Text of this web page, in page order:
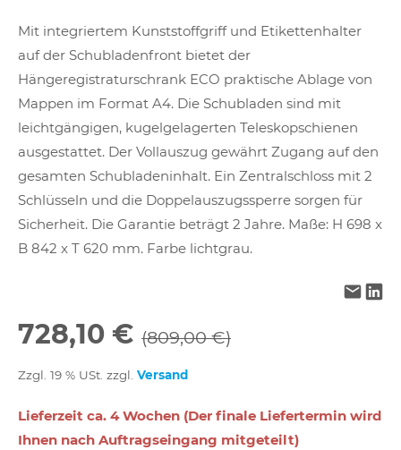
Mit integriertem Kunststoffgriff und Etikettenhalter
auf der Schubladenfront bietet der
Hängeregistraturschrank ECO praktische Ablage von
Mappen im Format A4. Die Schubladen sind mit
leichtgängigen, kugelgelagerten Teleskopschienen
ausgestattet. Der Vollauszug gewährt Zugang auf den
gesamten Schubladeninhalt. Ein Zentralschloss mit 2
Schlüsseln und die Doppelauszugssperre sorgen für
Sicherheit. Die Garantie beträgt 2 Jahre. Maße: H 698 x
B 842 x T 620 mm. Farbe lichtgrau.
728,10 € (809,00 €)
Zzgl. 19 % USt. zzgl. Versand
Lieferzeit ca. 4 Wochen (Der finale Liefertermin wird
Ihnen nach Auftragseingang mitgeteilt)